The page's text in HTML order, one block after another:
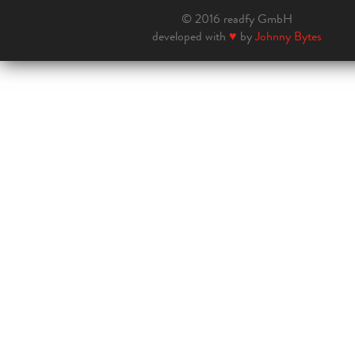
© 2016 readfy GmbH
developed with ♥ byJohnny Bytes